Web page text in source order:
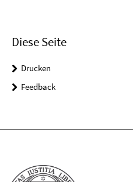
Diese Seite
Drucken
Feedback